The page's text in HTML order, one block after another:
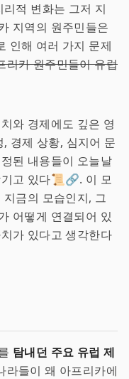
적 변화는 그저 지
지역의 원주민들은
인해 여러 가지 문제
리카 원주민들이 유럽
와 경제에도 깊은 영
경제 상황, 심지어 문
된 내용들이 오늘날
고 있다📜🔗. 이 모
금의 모습인지, 그
어떻게 연결되어 있
가 있다고 생각한다
탐내던 주요 유럽 제
들이 왜 아프리카에